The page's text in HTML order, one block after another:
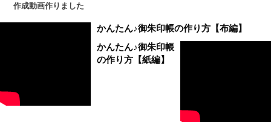
作成動画作りました
かんたん♪御朱印帳の作り方【布編】
かんたん♪御朱印帳
の作り方【紙編】